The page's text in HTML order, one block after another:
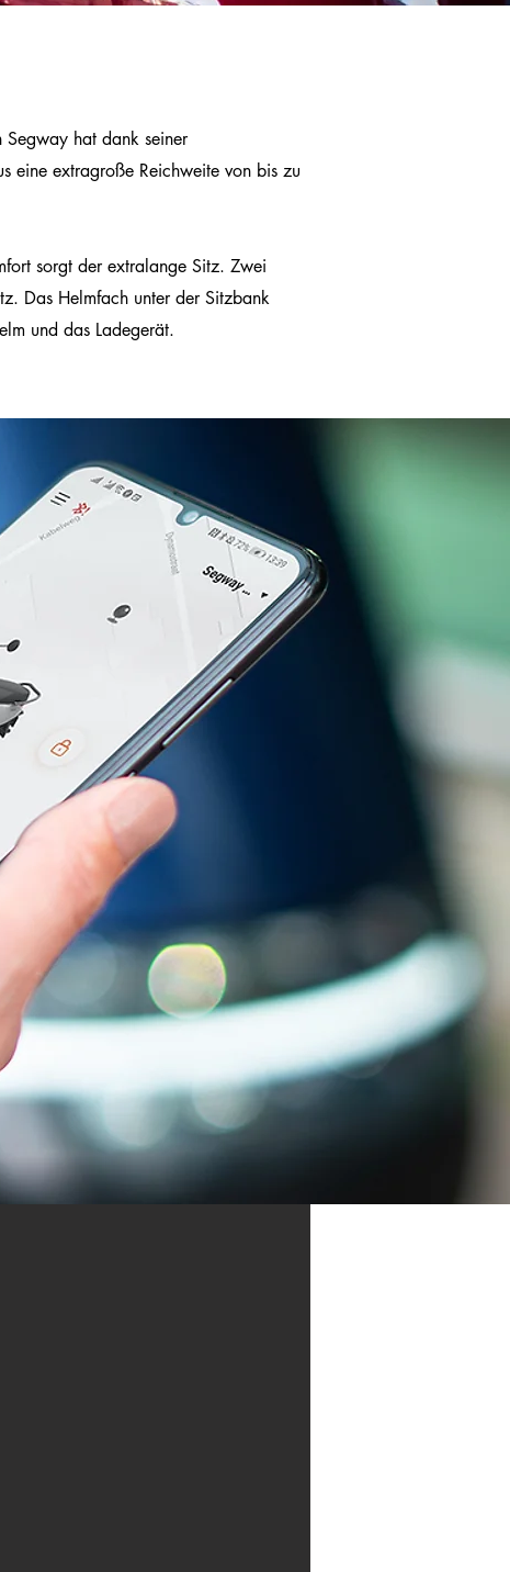
hat dank seiner
eine extragroße Reichweite von bis zu
sorgt der extralange Sitz. Zwei
Das Helmfach unter der Sitzbank
und das Ladegerät.